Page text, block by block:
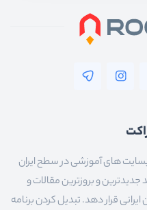
های آموزشی در سطح ایران
و بروزترین مقالات و
قرار دهد. تبدیل کردن برنامه